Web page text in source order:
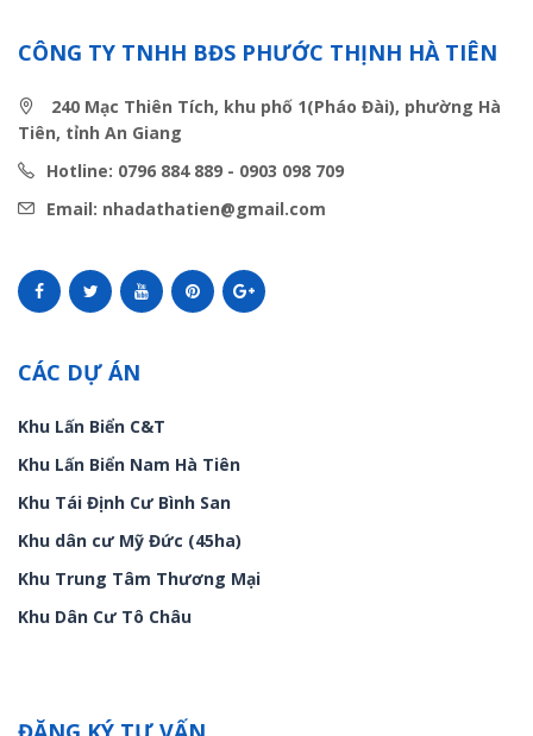
CÔNG TY TNHH BĐS PHƯỚC THỊNH HÀ TIÊN
240 Mạc Thiên Tích, khu phố 1(Pháo Đài), phường Hà
Tiên, tỉnh An Giang
Hotline: 0796 884 889 - 0903 098 709
Email: nhadathatien@gmail.com
CÁC DỰ ÁN
Khu Lấn Biển C&T
Khu Lấn Biển Nam Hà Tiên
Khu Tái Định Cư Bình San
Khu dân cư Mỹ Đức (45ha)
Khu Trung Tâm Thương Mại
Khu Dân Cư Tô Châu